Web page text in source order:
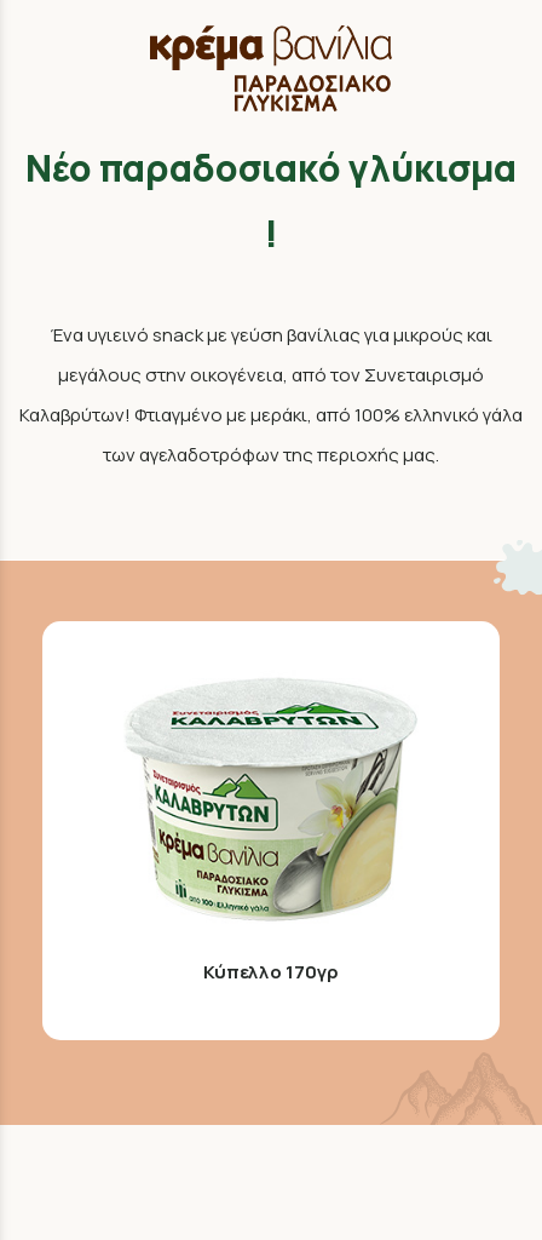
Νέο παραδοσιακό γλύκισμα
!
Ένα υγιεινό snack με γεύση βανίλιας για μικρούς και
μεγάλους στην οικογένεια, από τον Συνεταιρισμό
Καλαβρύτων! Φτιαγμένο με μεράκι, από 100% ελληνικό γάλα
των αγελαδοτρόφων της περιοχής μας.
Κύπελλο 170γρ